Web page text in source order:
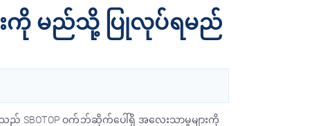
ကို မည်သို့ ပြုလုပ်ရမည်
ည် SBOTOP ဝက်ဘ်ဆိုက်ပေါ်ရှိ အလေးသာမှုများကို